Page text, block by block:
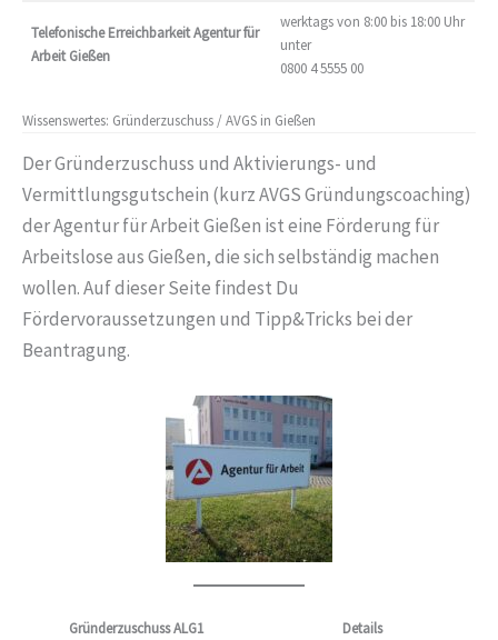
Telefonische Erreichbarkeit Agentur für
Arbeit Gießen
werktags von 8:00 bis 18:00 Uhr
unter
0800 4 5555 00
Wissenswertes: Gründerzuschuss / AVGS in Gießen
Der Gründerzuschuss und Aktivierungs- und
Vermittlungsgutschein (kurz AVGS Gründungscoaching)
der Agentur für Arbeit Gießen ist eine Förderung für
Arbeitslose aus Gießen, die sich selbständig machen
wollen. Auf dieser Seite findest Du
Fördervoraussetzungen und Tipp&Tricks bei der
Beantragung.
Gründerzuschuss ALG1 Details